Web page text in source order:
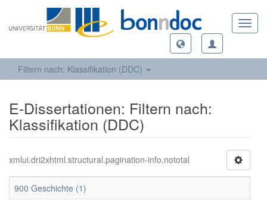
Filtern nach: Klassifikation (DDC)
E-Dissertationen: Filtern nach:
Klassifikation (DDC)
xmlui.dri2xhtml.structural.pagination-info.nototal
900 Geschichte (1)